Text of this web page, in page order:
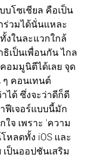
โซเชียล คือเป็น
ร่วมได้นั่นแหละ
งในละแวกใกล้
เป็นเพื่อนกัน ไกล
อมมูนิตีได้เลย จุด
ๆ คอนเทนต์
ได้ ซึ่งจะว่าดีก็ดี
ฟีเจอร์แบบนี้มัก
จ เพราะ 'ความ
หลดทั้ง iOS และ
ป็นออปชันเสริม